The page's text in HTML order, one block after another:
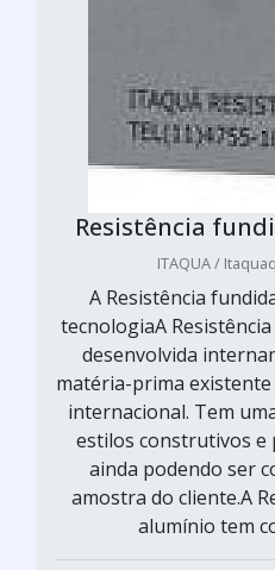
Resistência
ITAQUA /
A Resistência
tecnologiaA
desenvolvida
matéria-prima
internacional. Tem
estilos construtivos e
ainda podendo ser
amostra do cliente.A
alumínio tem